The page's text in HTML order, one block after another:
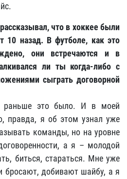
что в хоккее были
10 назад. В футболе, как это
они встречаются и в
ли ты когда-либо с
сыграть договорной
раньше это было. И в моей
правда, я об этом узнал уже
команды, но на уровне
а я – молодой
биться, стараться. Мне уже
бросают, добивают шайбу, а я